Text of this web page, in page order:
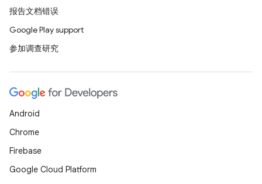
报告文档错误
Google Play support
参加调查研究
Android
Chrome
Firebase
Google Cloud Platform